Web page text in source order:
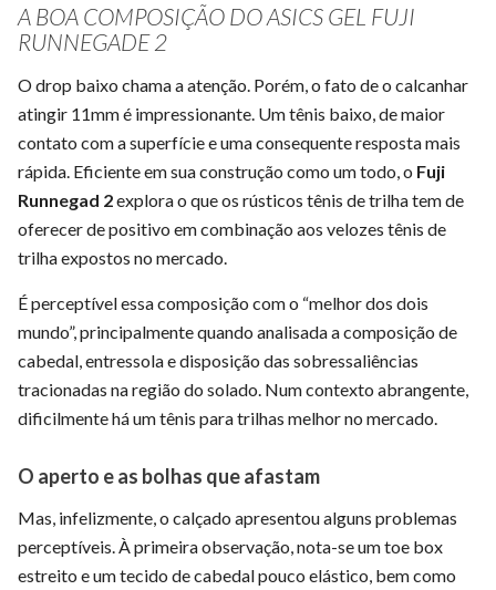
A BOA COMPOSIÇÃO DO ASICS GEL FUJI
RUNNEGADE 2
O drop baixo chama a atenção. Porém, o fato de o calcanhar
atingir 11mm é impressionante. Um tênis baixo, de maior
contato com a superfície e uma consequente resposta mais
rápida. Eficiente em sua construção como um todo, o Fuji
Runnegad 2explora o que os rústicos tênis de trilha tem de
oferecer de positivo em combinação aos velozes tênis de
trilha expostos no mercado.
É perceptível essa composição com o “melhor dos dois
mundo”, principalmente quando analisada a composição de
cabedal, entressola e disposição das sobressaliências
tracionadas na região do solado. Num contexto abrangente,
dificilmente há um tênis para trilhas melhor no mercado.
O aperto e as bolhas que afastam
Mas, infelizmente, o calçado apresentou alguns problemas
perceptíveis. À primeira observação, nota-se um toe box
estreito e um tecido de cabedal pouco elástico, bem como